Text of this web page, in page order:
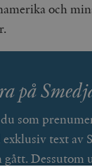
och
på
som
text av
gått. Dessutom